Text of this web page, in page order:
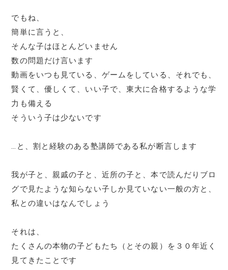
でもね、
簡単に言うと、
そんな子はほとんどいません
数の問題だけ言います
動画をいつも見ている、ゲームをしている、それでも、
賢くて、優しくて、いい子で、東大に合格するような学
力も備える
そういう子は少ないです
…と、割と経験のある塾講師である私が断言します
我が子と、親戚の子と、近所の子と、本で読んだりブロ
グで見たような知らない子しか見ていない一般の方と、
私との違いはなんでしょう
それは、
たくさんの本物の子どもたち（とその親）を３０年近く
見てきたことです